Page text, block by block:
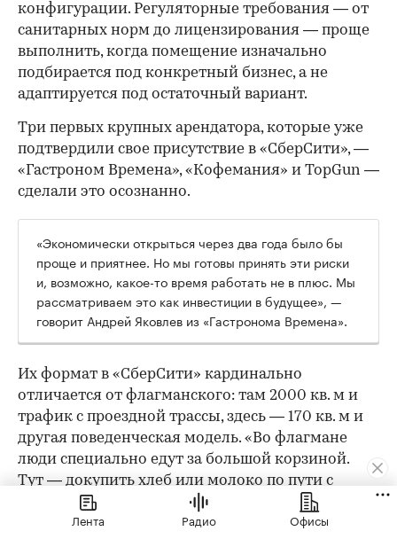
конфигурации. Регуляторные требования — от
санитарных норм до лицензирования — проще
выполнить, когда помещение изначально
подбирается под конкретный бизнес, а не
адаптируется под остаточный вариант.
Три первых крупных арендатора, которые уже
подтвердили свое присутствие в «СберСити», —
«Гастроном Времена», «Кофемания» и TopGun —
сделали это осознанно.
«Экономически открыться через два года было бы
проще и приятнее. Но мы готовы принять эти риски
и, возможно, какое-то время работать не в плюс. Мы
рассматриваем это как инвестиции в будущее», —
говорит Андрей Яковлев из «Гастронома Времена».
Их формат в «СберСити» кардинально
отличается от флагманского: там 2000 кв. м и
трафик с проездной трассы, здесь — 170 кв. м и
другая поведенческая модель. «Во флагмане
люди специально едут за большой корзиной.
Тут — докупить хлеб или молоко по пути с
работы», — объясняет он. По уровню дохода
аудитория похожая, но поведенчески — иная.
Лента Радио Офисы